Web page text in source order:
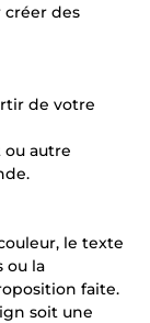
créer des
de votre
ou autre
le texte
ou la
faite.
soit une